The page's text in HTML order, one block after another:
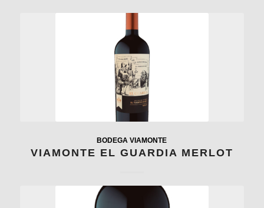
BODEGA VIAMONTE
VIAMONTE EL GUARDIA MERLOT